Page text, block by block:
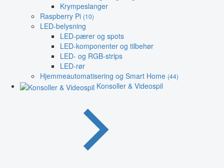
Krympeslanger
Raspberry Pi (10)
LED-belysning
LED-pærer og spots
LED-komponenter og tilbehør
LED- og RGB-strips
LED-rør
Hjemmeautomatisering og Smart Home (44)
Konsoller & Videospil